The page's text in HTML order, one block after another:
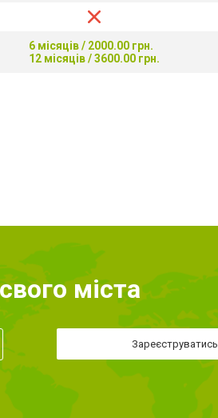
6 місяців / 2000.00 грн.
12 місяців / 3600.00 грн.
міста
Зареєструватись